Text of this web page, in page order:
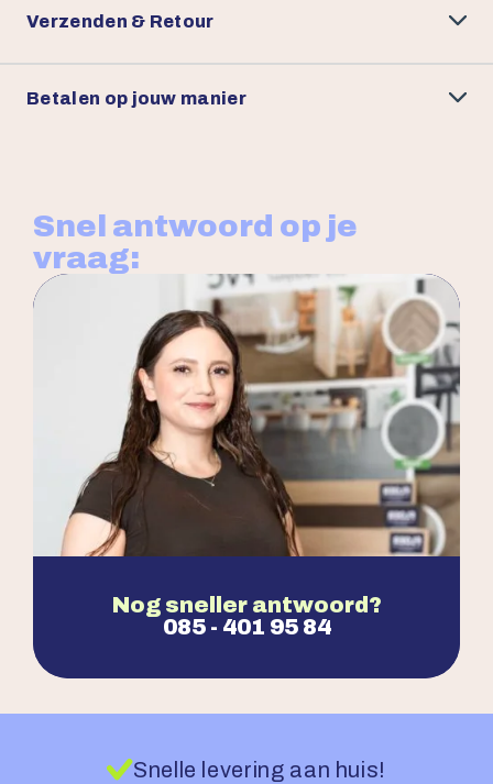
Verzenden & Retour
Betalen op jouw manier
Snel antwoord op je
vraag:
Nog sneller antwoord?
085 - 401 95 84
Snelle levering aan huis!